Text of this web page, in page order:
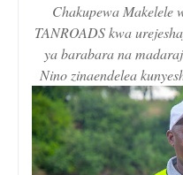
Chakupewa Makelele
TANROADS kwa
ya barabara na
Nino zinaendelea